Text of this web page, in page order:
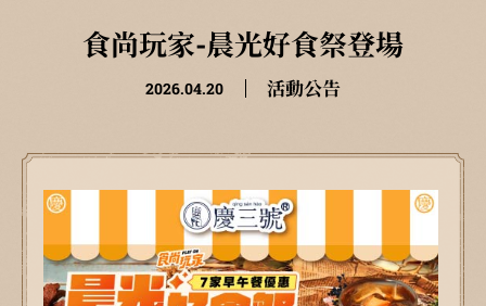
倉庫精選食尚玩家-晨光好食祭登場
2026.04.20 活動公告